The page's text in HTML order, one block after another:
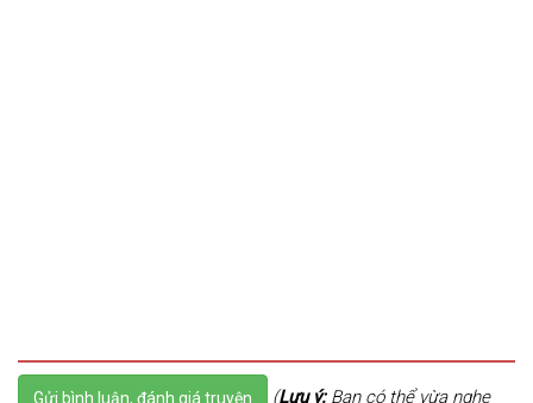
Gửi bình luận, đánh giá truyện (Lưu ý:Bạn có thể vừa nghe